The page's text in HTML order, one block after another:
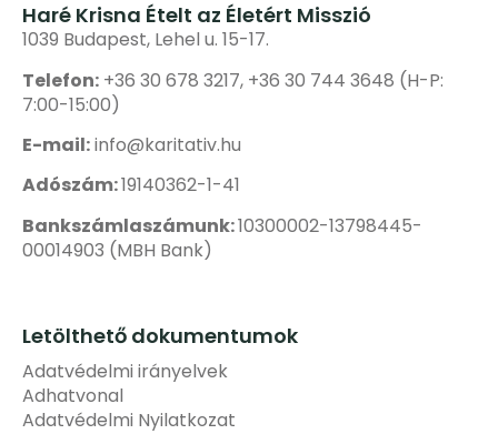
Haré Krisna Ételt az Életért Misszió
1039 Budapest, Lehel u. 15-17.
Telefon: +36 30 678 3217, +36 30 744 3648 (H-P:
7:00-15:00)
E-mail:info@karitativ.hu
Adószám:19140362-1-41
Bankszámlaszámunk:10300002-13798445-
00014903 (MBH Bank)
Letölthető dokumentumok
Adatvédelmi irányelvek
Adhatvonal
Adatvédelmi Nyilatkozat